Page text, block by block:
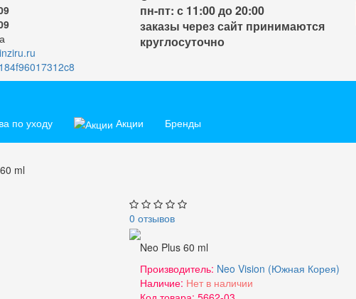
пн-пт: с 11:00 до 20:00
заказы через сайт принимаются
круглосуточно
по уходу Акции Бренды
ml
0 отзывов
Neo Plus 60 ml
Производитель: Neo Vision (Южная Корея)
Наличие: Нет в наличии